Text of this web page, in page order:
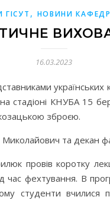
, НОВИНИ
16.03.2023
стадіоні КНУБА 15
зброєю.
та декан
провів коротку
час фехтування. В
вчилися